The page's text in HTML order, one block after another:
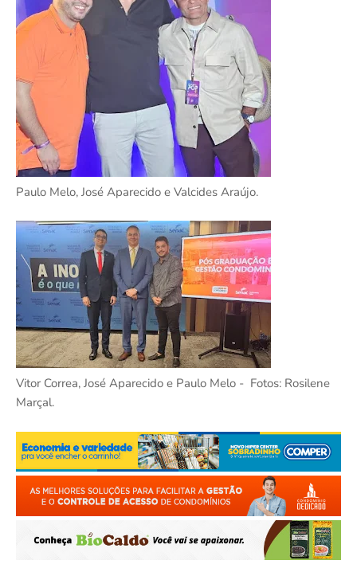
Paulo Melo, José Aparecido e Valcides Araújo.
Vitor Correa, José Aparecido e Paulo Melo - Fotos: Rosilene
Marçal.